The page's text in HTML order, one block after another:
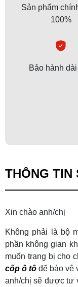
Sản phẩm
100%
Bảo hành
THÔNG TIN
Xin chào anh/chị
Không phải là bộ
phần không gian
muốn trang bị cho
cốp ô tô để bảo vệ
anh/chị sẽ được tư